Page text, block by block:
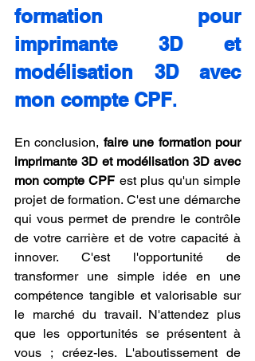
formation pour
imprimante 3D et
modélisation 3D avec
mon compte CPF.
En conclusion, faire une formation pour
imprimante 3D et modélisation 3D avec
mon compte CPF est plus qu'un simple
projet de formation. C'est une démarche
qui vous permet de prendre le contrôle
de votre carrière et de votre capacité à
innover. C'est l'opportunité de
transformer une simple idée en une
compétence tangible et valorisable sur
le marché du travail. N'attendez plus
que les opportunités se présentent à
vous ; créez-les. L'aboutissement de